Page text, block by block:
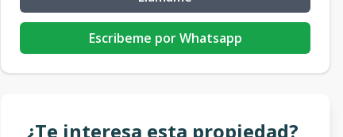
Escribeme por Whatsapp
¿Te interesa esta propiedad?